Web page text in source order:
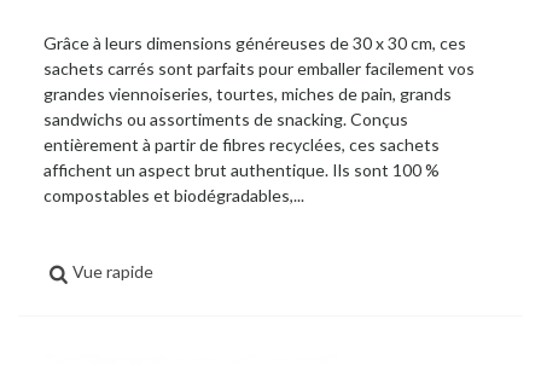
Grâce à leurs dimensions généreuses de 30 x 30 cm, ces
sachets carrés sont parfaits pour emballer facilement vos
grandes viennoiseries, tourtes, miches de pain, grands
sandwichs ou assortiments de snacking. Conçus
entièrement à partir de fibres recyclées, ces sachets
affichent un aspect brut authentique. Ils sont 100 %
compostables et biodégradables,...
Vue rapide